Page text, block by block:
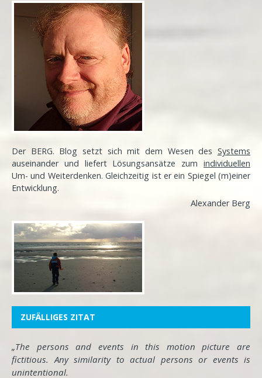
Der BERG. Blog setzt sich mit dem Wesen des Systems
auseinander und liefert Lösungsansätze zum individuellen
Um- und Weiterdenken. Gleichzeitig ist er ein Spiegel (m)einer
Entwicklung.
Alexander Berg
ZUFÄLLIGES ZITAT
„The persons and events in this motion picture are
fictitious. Any similarity to actual persons or events is
unintentional.